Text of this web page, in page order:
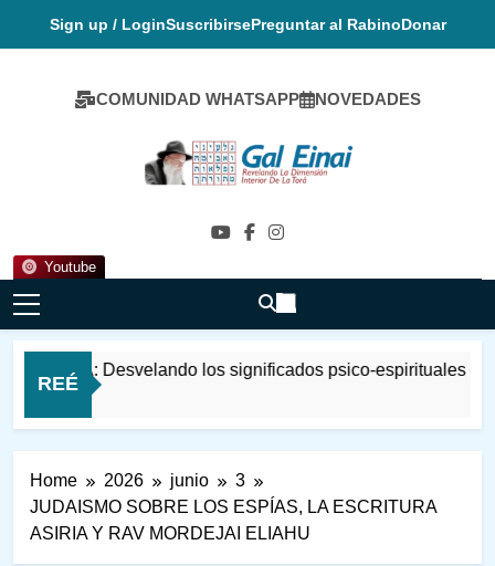
Sign up / LoginSuscribirsePreguntar al RabinoDonar
COMUNIDAD WHATSAPP NOVEDADES
Youtube
Gal Einai En
REÉ
Desvelando los significados psico-espirituales de una
Home 2026 junio
3
JUDAISMO SOBRE LOS ESPÍAS, LA ESCRITURA
ASIRIA Y RAV MORDEJAI ELIAHU